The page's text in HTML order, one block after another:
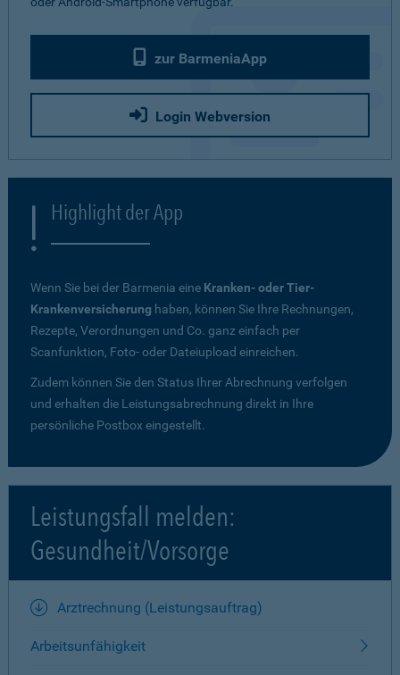
zur BarmeniaApp
Login Webversion
Highlight der App
Wenn Sie bei der Barmenia eine Kranken- oder Tier-
Krankenversicherung haben, können Sie Ihre Rechnungen,
Rezepte, Verordnungen und Co. ganz einfach per
Scanfunktion, Foto- oder Dateiupload einreichen.
Zudem können Sie den Status Ihrer Abrechnung verfolgen
und erhalten die Leistungsabrechnung direkt in Ihre
persönliche Postbox eingestellt.
Leistungsfall melden:
Gesundheit/Vorsorge
Arztrechnung (Leistungsauftrag)
Arbeitsunfähigkeit